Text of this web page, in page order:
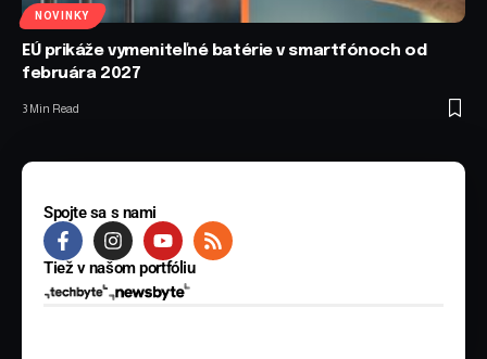
NOVINKY
EÚ prikáže vymeniteľné batérie v smartfónoch od
februára 2027
3 Min Read
Spojte sa s nami
Tiež v našom portfóliu